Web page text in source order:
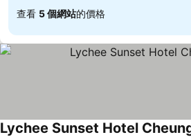
查看 5 個網站的價格
Lychee Sunset Hotel